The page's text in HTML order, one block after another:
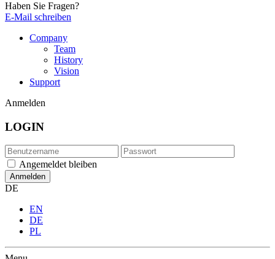
Haben Sie Fragen?
E-Mail schreiben
Company
Team
History
Vision
Support
Anmelden
LOGIN
Angemeldet bleiben
DE
EN
DE
PL